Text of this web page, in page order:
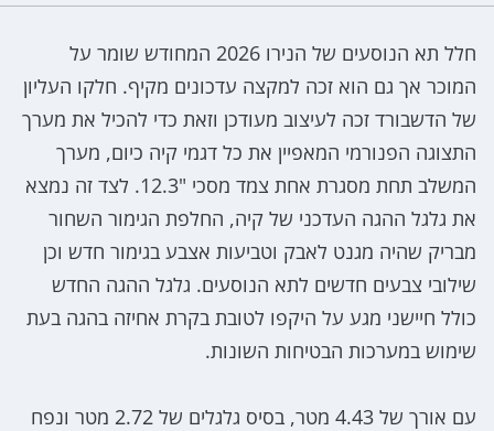
חלל תא הנוסעים של הנירו 2026 המחודש שומר על
המוכר אך גם הוא זכה למקצה עדכונים מקיף. חלקו העליון
של הדשבורד זכה לעיצוב מעודכן וזאת כדי להכיל את מערך
התצוגה הפנורמי המאפיין את כל דגמי קיה כיום, מערך
המשלב תחת מסגרת אחת צמד מסכי "12.3. לצד זה נמצא
את גלגל ההגה העדכני של קיה, החלפת הגימור השחור
מבריק שהיה מגנט לאבק וטביעות אצבע בגימור חדש וכן
שילובי צבעים חדשים לתא הנוסעים. גלגל ההגה החדש
כולל חיישני מגע על היקפו לטובת בקרת אחיזה בהגה בעת
שימוש במערכות הבטיחות השונות.
עם אורך של 4.43 מטר, בסיס גלגלים של 2.72 מטר ונפח